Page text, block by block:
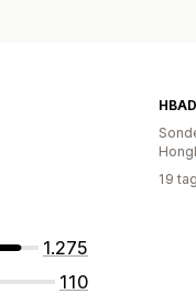
1.275
110
19